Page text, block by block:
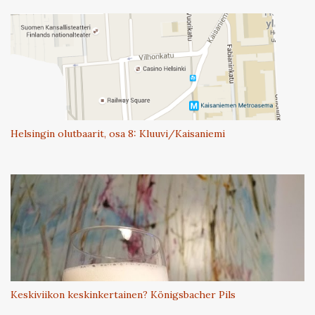
Helsingin olutbaarit, osa 8: Kluuvi/Kaisaniemi
Keskiviikon keskinkertainen? Königsbacher Pils